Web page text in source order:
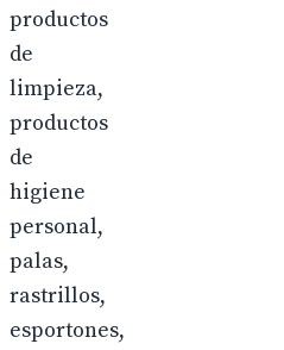
productos
de
limpieza,
productos
de
higiene
personal,
palas,
rastrillos,
esportones,